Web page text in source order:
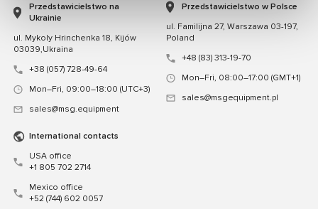
Przedstawicielstwo na
Ukrainie
ul. Mykoly Hrinchenka 18, Kijów
03039,Ukraina
+38 (057) 728-49-64
Mon–Fri, 09:00–18:00 (UTC+3)
sales@msg.equipment
Przedstawicielstwo w Polsce
ul. Familijna 27, Warszawa 03-197,
Poland
+48 (83) 313-19-70
Mon–Fri, 08:00–17:00 (GMT+1)
sales@msgequipment.pl
International contacts
USA office
+1 805 702 2714
Mexico office
+52 (744) 602 0057